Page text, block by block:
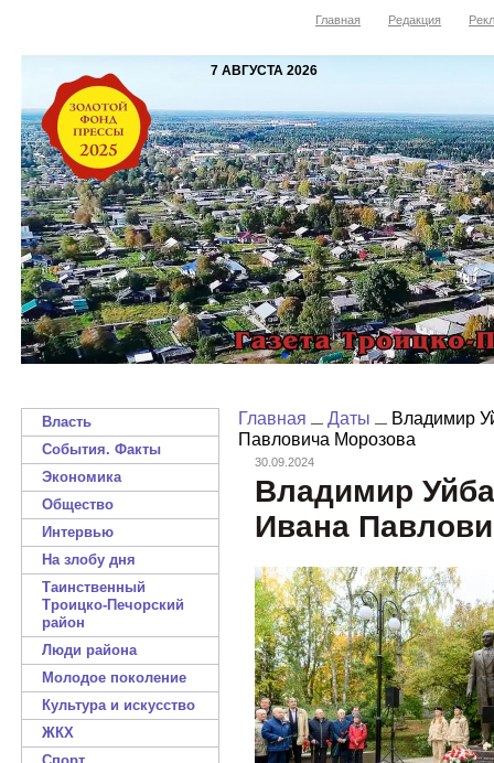
Главная Редакция
7 АВГУСТА 2026
Власть
События. Факты
Экономика
Общество
Интервью
На злобу дня
Таинственный
Троицко-Печорский
район
Люди района
Молодое поколение
Культура и искусство
ЖКХ
Главная Даты
Владимир
Павловича Морозова
30.09.2024
Владимир
Ивана